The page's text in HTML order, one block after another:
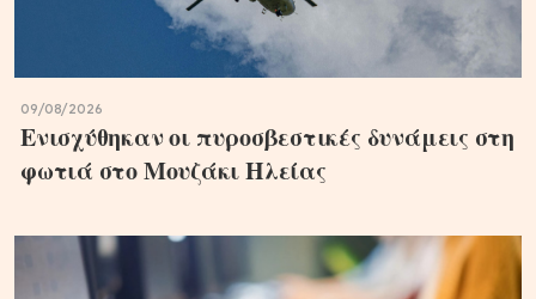
09/08/2026
Ενισχύθηκαν οι πυροσβεστικές δυνάμεις στη
φωτιά στο Μουζάκι Ηλείας